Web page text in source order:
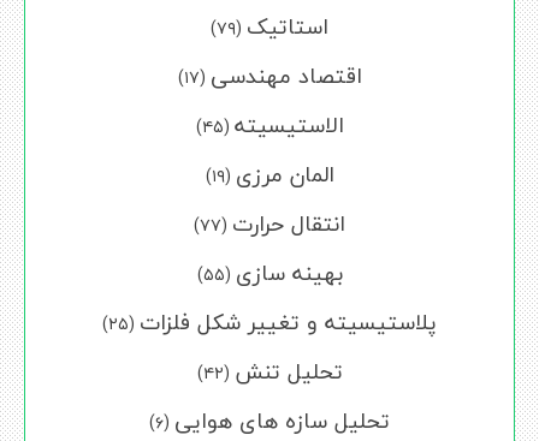
استاتیک (۷۹)
اقتصاد مهندسی (۱۷)
الاستیسیته (۴۵)
المان مرزی (۱۹)
انتقال حرارت (۷۷)
بهینه سازی (۵۵)
پلاستیسیته و تغییر شکل فلزات (۲۵)
تحلیل تنش (۴۲)
تحلیل سازه های هوایی (۶)